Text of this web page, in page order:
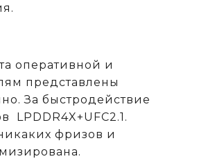
оперативной и
представлены
За быстродействие
LPDDR4X+UFC2.1.
фризов и